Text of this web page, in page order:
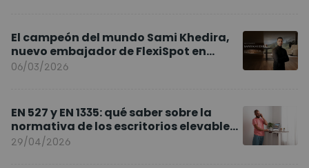
El campeón del mundo Sami Khedira,
nuevo embajador de FlexiSpot en
Europa
06/03/2026
EN 527 y EN 1335: qué saber sobre la
normativa de los escritorios elevables
y sillas ergonómicas
29/04/2026